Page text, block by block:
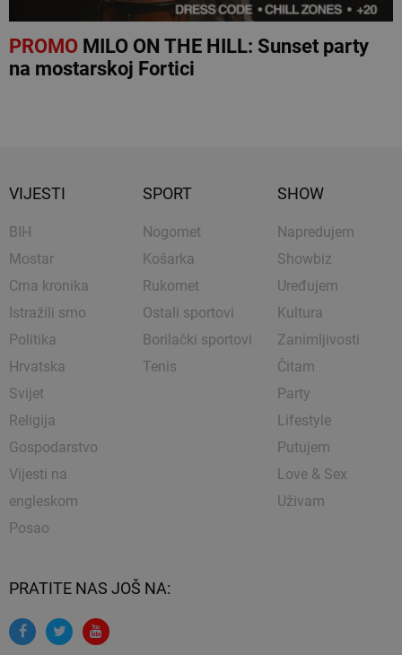
PROMOMILO ON THE HILL: Sunset party
na mostarskoj Fortici
VIJESTI
BIH
Mostar
Crna kronika
Istražili smo
Politika
Hrvatska
Svijet
Religija
Gospodarstvo
Vijesti na
engleskom
Posao
SPORT
Nogomet
Košarka
Rukomet
Ostali sportovi
Borilački sportovi
Tenis
SHOW
Napredujem
Showbiz
Uređujem
Kultura
Zanimljivosti
Čitam
Party
Lifestyle
Putujem
Love & Sex
Uživam
PRATITE NAS JOŠ NA: